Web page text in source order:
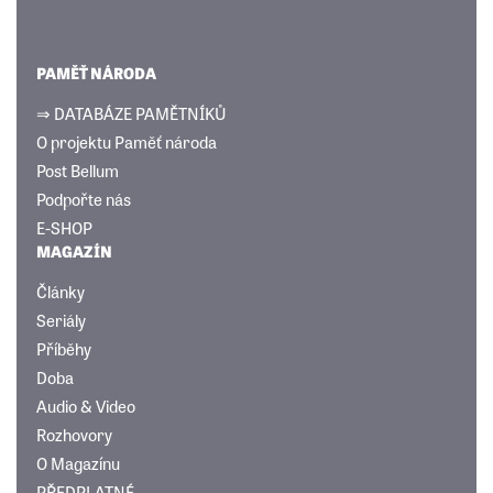
PAMĚŤ NÁRODA
⇒ DATABÁZE PAMĚTNÍKŮ
O projektu Paměť národa
Post Bellum
Podpořte nás
E-SHOP
MAGAZÍN
Články
Seriály
Příběhy
Doba
Audio & Video
Rozhovory
O Magazínu